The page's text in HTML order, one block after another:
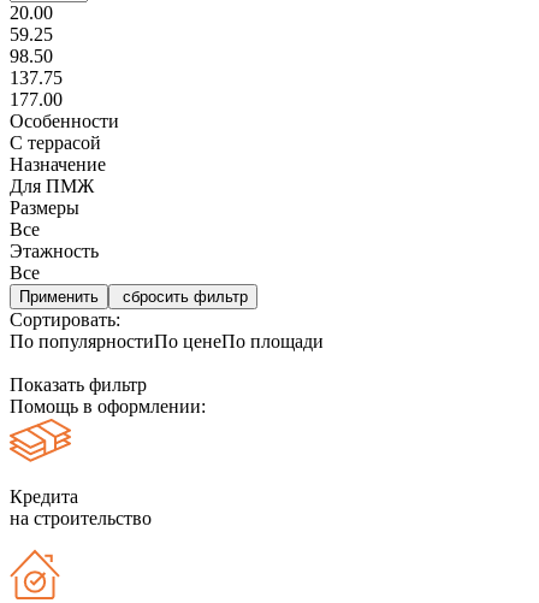
20.00
59.25
98.50
137.75
177.00
Особенности
С террасой
Назначение
Для ПМЖ
Размеры
Все
Этажность
Все
сбросить фильтр
Сортировать:
По популярностиПо ценеПо площади
Показать фильтр
Помощь в оформлении:
Кредита
на строительство